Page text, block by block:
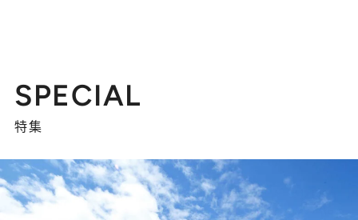
SPECIAL
特集